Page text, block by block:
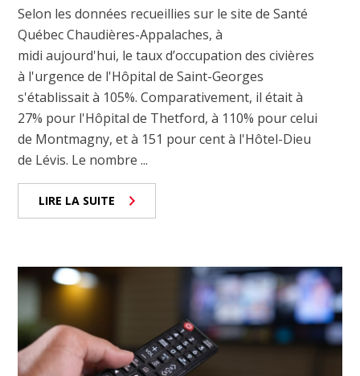
Selon les données recueillies sur le site de Santé
Québec Chaudières-Appalaches, à
midi aujourd'hui, le taux d’occupation des civières
à l'urgence de l'Hôpital de Saint-Georges
s'établissait à 105%. Comparativement, il était à
27% pour l'Hôpital de Thetford, à 110% pour celui
de Montmagny, et à 151 pour cent à l'Hôtel-Dieu
de Lévis. Le nombre ...
LIRE LA SUITE